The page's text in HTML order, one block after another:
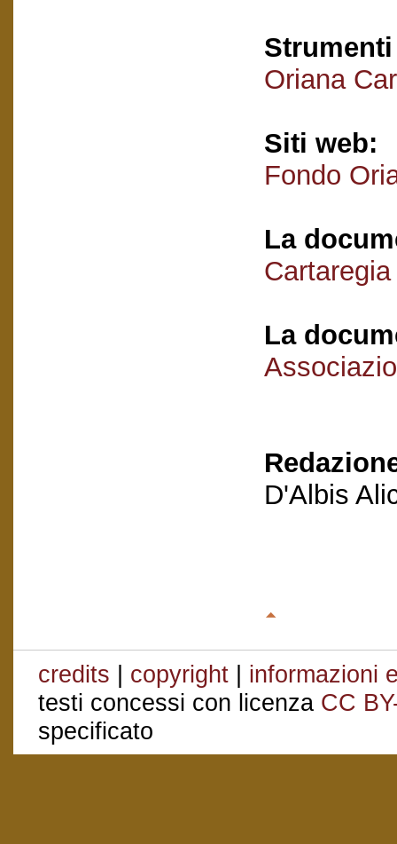
Oriana
Siti web:
Fondo
La
La
D'Albis
credits | copyright | informazioni
testi concessi con licenza CC
specificato